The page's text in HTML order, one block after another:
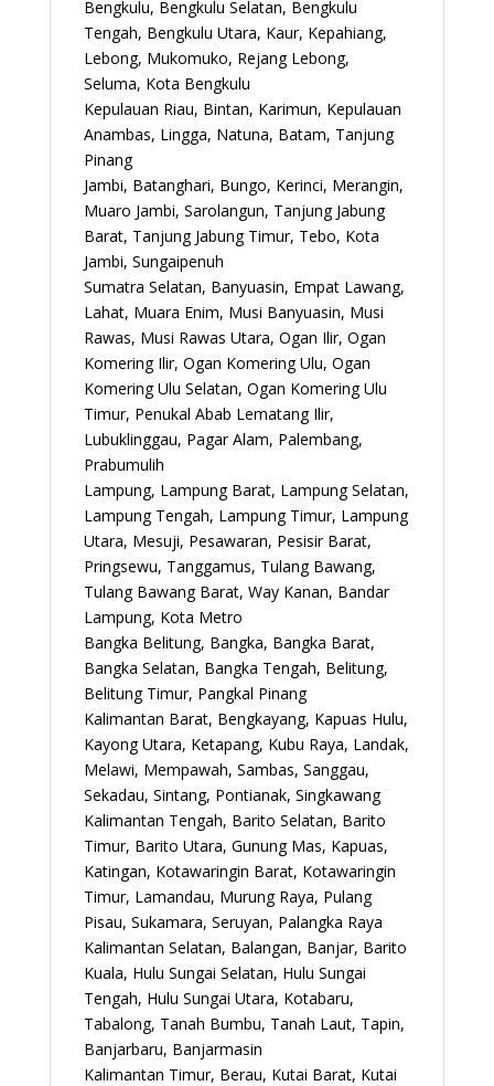
Bengkulu, Bengkulu Selatan, Bengkulu
Tengah, Bengkulu Utara, Kaur, Kepahiang,
Lebong, Mukomuko, Rejang Lebong,
Seluma, Kota Bengkulu
Kepulauan Riau, Bintan, Karimun, Kepulauan
Anambas, Lingga, Natuna, Batam, Tanjung
Pinang
Jambi, Batanghari, Bungo, Kerinci, Merangin,
Muaro Jambi, Sarolangun, Tanjung Jabung
Barat, Tanjung Jabung Timur, Tebo, Kota
Jambi, Sungaipenuh
Sumatra Selatan, Banyuasin, Empat Lawang,
Lahat, Muara Enim, Musi Banyuasin, Musi
Rawas, Musi Rawas Utara, Ogan Ilir, Ogan
Komering Ilir, Ogan Komering Ulu, Ogan
Komering Ulu Selatan, Ogan Komering Ulu
Timur, Penukal Abab Lematang Ilir,
Lubuklinggau, Pagar Alam, Palembang,
Prabumulih
Lampung, Lampung Barat, Lampung Selatan,
Lampung Tengah, Lampung Timur, Lampung
Utara, Mesuji, Pesawaran, Pesisir Barat,
Pringsewu, Tanggamus, Tulang Bawang,
Tulang Bawang Barat, Way Kanan, Bandar
Lampung, Kota Metro
Bangka Belitung, Bangka, Bangka Barat,
Bangka Selatan, Bangka Tengah, Belitung,
Belitung Timur, Pangkal Pinang
Kalimantan Barat, Bengkayang, Kapuas Hulu,
Kayong Utara, Ketapang, Kubu Raya, Landak,
Melawi, Mempawah, Sambas, Sanggau,
Sekadau, Sintang, Pontianak, Singkawang
Kalimantan Tengah, Barito Selatan, Barito
Timur, Barito Utara, Gunung Mas, Kapuas,
Katingan, Kotawaringin Barat, Kotawaringin
Timur, Lamandau, Murung Raya, Pulang
Pisau, Sukamara, Seruyan, Palangka Raya
Kalimantan Selatan, Balangan, Banjar, Barito
Kuala, Hulu Sungai Selatan, Hulu Sungai
Tengah, Hulu Sungai Utara, Kotabaru,
Tabalong, Tanah Bumbu, Tanah Laut, Tapin,
Banjarbaru, Banjarmasin
Kalimantan Timur, Berau, Kutai Barat, Kutai